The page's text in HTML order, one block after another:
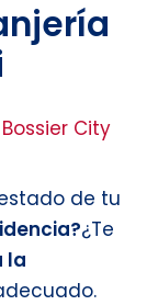
Bossier City
de tu
¿Te
la